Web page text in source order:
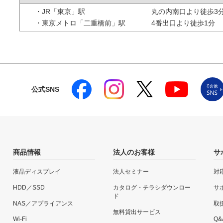
・JR「東京」駅
・東京メトロ「二重橋前」駅
丸の内南口より徒歩3
4番出口より徒歩1分
公式SNS
商品情報
液晶ディスプレイ
HDD／SSD
NAS／アプライアンス
Wi-Fi
法人のお客様
法人セミナー
カタログ・チラシダウンロー
ド
無料貸出サービス
サ
対
サ
取